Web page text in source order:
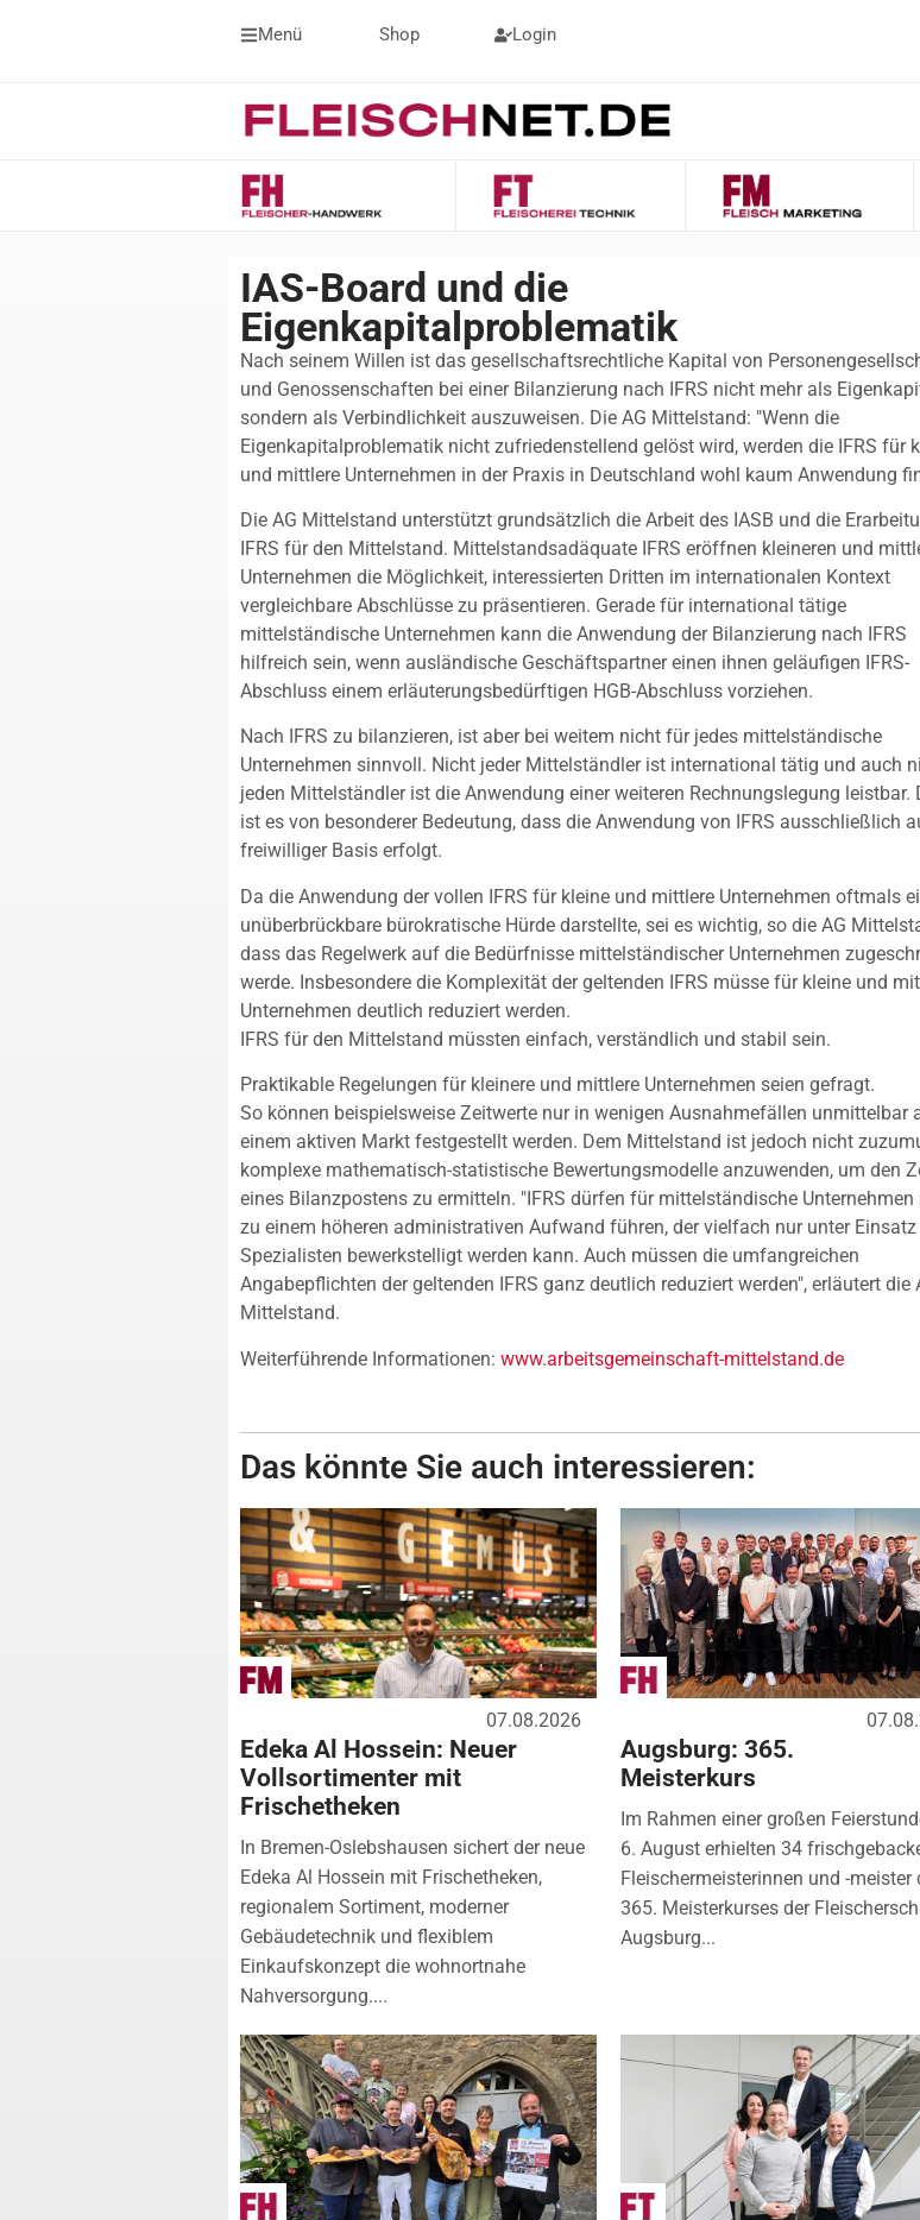
Menü Shop Login
IAS-Board und die
Eigenkapitalproblematik
Nach seinem Willen ist das gesellschaftsrechtliche Kapital von
und Genossenschaften bei einer Bilanzierung nach IFRS nicht mehr als
sondern als Verbindlichkeit auszuweisen. Die AG Mittelstand: "Wenn die
Eigenkapitalproblematik nicht zufriedenstellend gelöst wird, werden die IFRS für
und mittlere Unternehmen in der Praxis in Deutschland wohl kaum Anwendung
Die AG Mittelstand unterstützt grundsätzlich die Arbeit des IASB und die
IFRS für den Mittelstand. Mittelstandsadäquate IFRS eröffnen kleineren und
Unternehmen die Möglichkeit, interessierten Dritten im internationalen Kontext
vergleichbare Abschlüsse zu präsentieren. Gerade für international tätige
mittelständische Unternehmen kann die Anwendung der Bilanzierung nach IFRS
hilfreich sein, wenn ausländische Geschäftspartner einen ihnen geläufigen IFRS-
Abschluss einem erläuterungsbedürftigen HGB-Abschluss vorziehen.
Nach IFRS zu bilanzieren, ist aber bei weitem nicht für jedes mittelständische
Unternehmen sinnvoll. Nicht jeder Mittelständler ist international tätig und auch
jeden Mittelständler ist die Anwendung einer weiteren Rechnungslegung leistbar.
ist es von besonderer Bedeutung, dass die Anwendung von IFRS ausschließlich
freiwilliger Basis erfolgt.
Da die Anwendung der vollen IFRS für kleine und mittlere Unternehmen oftmals
unüberbrückbare bürokratische Hürde darstellte, sei es wichtig, so die AG
dass das Regelwerk auf die Bedürfnisse mittelständischer Unternehmen
werde. Insbesondere die Komplexität der geltenden IFRS müsse für kleine und
Unternehmen deutlich reduziert werden.
IFRS für den Mittelstand müssten einfach, verständlich und stabil sein.
Praktikable Regelungen für kleinere und mittlere Unternehmen seien gefragt.
So können beispielsweise Zeitwerte nur in wenigen Ausnahmefällen unmittelbar
einem aktiven Markt festgestellt werden. Dem Mittelstand ist jedoch nicht
komplexe mathematisch-statistische Bewertungsmodelle anzuwenden, um den
eines Bilanzpostens zu ermitteln. "IFRS dürfen für mittelständische Unternehmen
zu einem höheren administrativen Aufwand führen, der vielfach nur unter Einsatz
Spezialisten bewerkstelligt werden kann. Auch müssen die umfangreichen
Angabepflichten der geltenden IFRS ganz deutlich reduziert werden", erläutert die
Mittelstand.
Weiterführende Informationen: www.arbeitsgemeinschaft-mittelstand.de
Das könnte Sie auch interessieren:
07.08.2026
Edeka Al Hossein: Neuer
Vollsortimenter mit
Frischetheken
In Bremen-Oslebshausen sichert der neue
Edeka Al Hossein mit Frischetheken,
regionalem Sortiment, moderner
Gebäudetechnik und flexiblem
Einkaufskonzept die wohnortnahe
Nahversorgung....
Augsburg: 365.
Meisterkurs
Im Rahmen einer großen
6. August erhielten 34
Fleischermeisterinnen und -meister
365. Meisterkurses der
Augsburg...